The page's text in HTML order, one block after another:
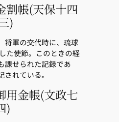
割帳(天保十四
)
将軍の交代時に、琉球
た使節。このときの経
課せられた記録であ
れている。
用金帳(文政七
)